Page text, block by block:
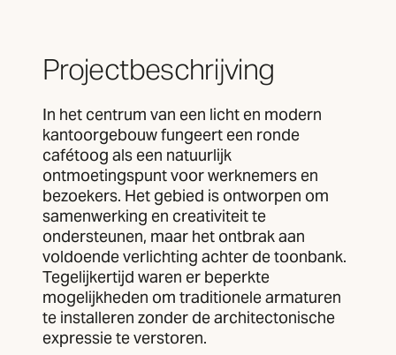
Projectbeschrijving
In het centrum van een licht en modern
kantoorgebouw fungeert een ronde
cafétoog als een natuurlijk
ontmoetingspunt voor werknemers en
bezoekers. Het gebied is ontworpen om
samenwerking en creativiteit te
ondersteunen, maar het ontbrak aan
voldoende verlichting achter de toonbank.
Tegelijkertijd waren er beperkte
mogelijkheden om traditionele armaturen
te installeren zonder de architectonische
expressie te verstoren.